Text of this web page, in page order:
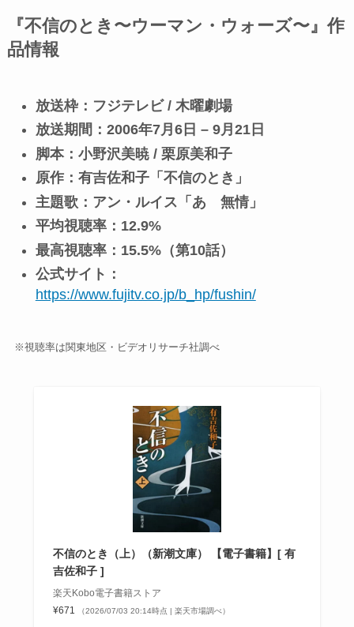
『不信のとき〜ウーマン・ウォーズ〜』作
品情報
放送枠：フジテレビ / 木曜劇場
放送期間：2006年7月6日 – 9月21日
脚本：小野沢美暁 / 栗原美和子
原作：有吉佐和子「不信のとき」
主題歌：アン・ルイス「あゝ無情」
平均視聴率：12.9%
最高視聴率：15.5%（第10話）
公式サイト：
https://www.fujitv.co.jp/b_hp/fushin/
※視聴率は関東地区・ビデオリサーチ社調べ
不信のとき（上）（新潮文庫） 【電子書籍】[ 有
吉佐和子 ]
楽天Kobo電子書籍ストア
¥671
（2026/07/03 20:14時点 | 楽天市場調べ）